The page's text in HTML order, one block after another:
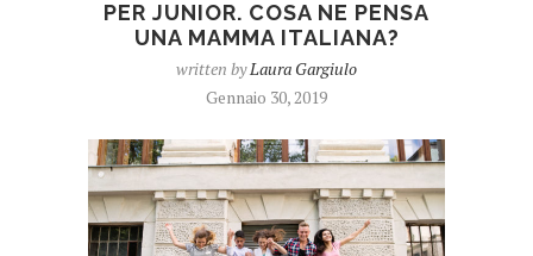
PER JUNIOR. COSA NE PENSA
UNA MAMMA ITALIANA?
written byLaura Gargiulo
Gennaio 30, 2019